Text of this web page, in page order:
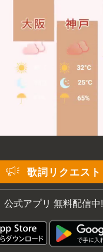
歌詞リクエスト
公式アプリ 無料配信中!